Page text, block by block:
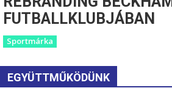
FUTBALLKLUBJÁBAN
Sportmárka
EGYÜTTMŰKÖDÜNK